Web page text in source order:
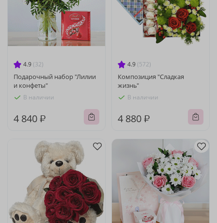
4.9 (32)
Подарочный набор "Лилии
и конфеты"
В наличии
4 840 ₽
4.9 (572)
Композиция "Сладкая
жизнь"
В наличии
4 880 ₽